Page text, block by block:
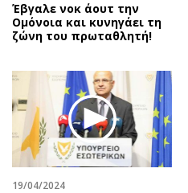
Έβγαλε νοκ άουτ την
Ομόνοια και κυνηγάει τη
ζώνη του πρωταθλητή!
19/04/2024